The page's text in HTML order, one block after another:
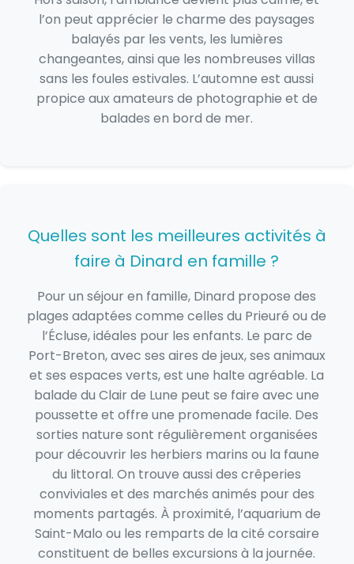
l’on peut apprécier le charme des paysages
balayés par les vents, les lumières
changeantes, ainsi que les nombreuses villas
sans les foules estivales. L’automne est aussi
propice aux amateurs de photographie et de
balades en bord de mer.
Quelles sont les meilleures activités à
faire à Dinard en famille ?
Pour un séjour en famille, Dinard propose des
plages adaptées comme celles du Prieuré ou de
l’Écluse, idéales pour les enfants. Le parc de
Port-Breton, avec ses aires de jeux, ses animaux
et ses espaces verts, est une halte agréable. La
balade du Clair de Lune peut se faire avec une
poussette et offre une promenade facile. Des
sorties nature sont régulièrement organisées
pour découvrir les herbiers marins ou la faune
du littoral. On trouve aussi des crêperies
conviviales et des marchés animés pour des
moments partagés. À proximité, l’aquarium de
Saint-Malo ou les remparts de la cité corsaire
constituent de belles excursions à la journée.